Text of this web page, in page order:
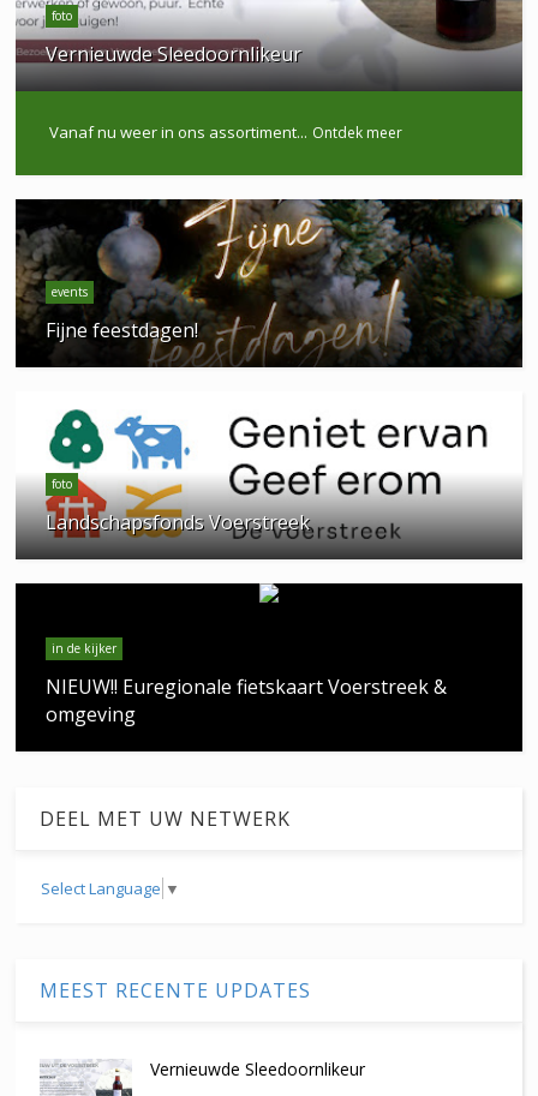
foto
Vernieuwde Sleedoornlikeur
Vanaf nu weer in ons assortiment... Ontdek meer
events
Fijne feestdagen!
foto
Landschapsfonds Voerstreek
in de kijker
NIEUW!! Euregionale fietskaart Voerstreek &
omgeving
DEEL MET UW NETWERK
Select Language ▼
MEEST RECENTE UPDATES
Vernieuwde Sleedoornlikeur